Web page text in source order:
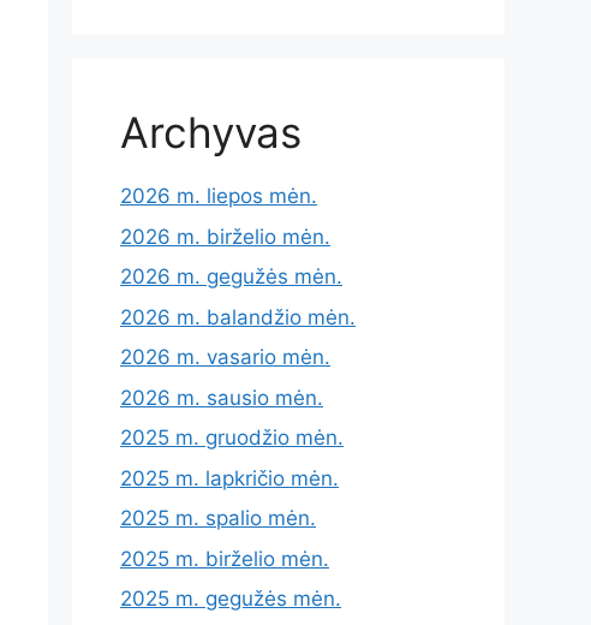
Archyvas
2026 m. liepos mėn.
2026 m. birželio mėn.
2026 m. gegužės mėn.
2026 m. balandžio mėn.
2026 m. vasario mėn.
2026 m. sausio mėn.
2025 m. gruodžio mėn.
2025 m. lapkričio mėn.
2025 m. spalio mėn.
2025 m. birželio mėn.
2025 m. gegužės mėn.